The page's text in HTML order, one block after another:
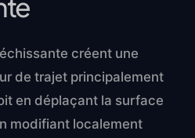
créent une
de trajet principalement
en déplaçant la surface
modifiant localement